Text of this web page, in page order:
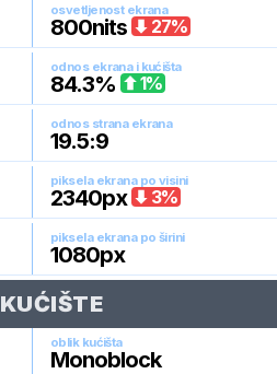
osvetljenost ekrana
800nits 27%
odnos ekrana i kućišta
84.3% 1%
odnos strana ekrana
19.5:9
piksela ekrana po visini
2340px 3%
piksela ekrana po širini
1080px
KUĆIŠTE
oblik kućišta
Monoblock